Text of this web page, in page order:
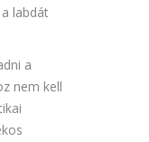
labdát
a
nem kell